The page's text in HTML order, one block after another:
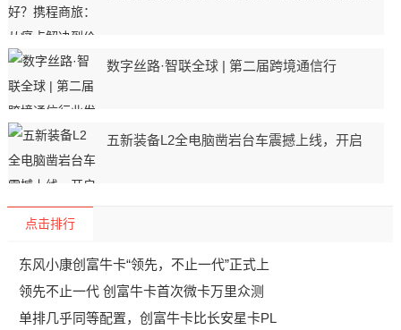
数字丝路·智联全球 | 第二届跨境通信行
五新装备L2全电脑凿岩台车震撼上线，开启
点击排行
东风小康创富牛卡“领先，不止一代”正式上
领先不止一代 创富牛卡首次微卡万里众测
单排几乎同等配置，创富牛卡比长安星卡PL